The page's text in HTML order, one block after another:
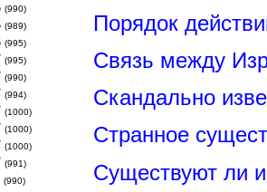
(990)
(989)
(995)
(995)
(990)
(994)
(1000)
(1000)
(1000)
(991)
(990)
Порядок
Связь между
Скандально
Странное
Существуют ли